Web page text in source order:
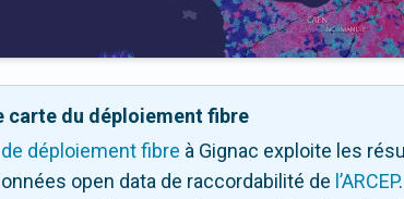
carte du déploiement fibre
déploiement fibre à Gignac exploite les
open data de raccordabilité de l’ARCEP.